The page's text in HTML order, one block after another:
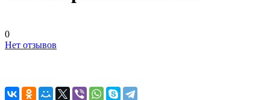
0
Нет отзывов